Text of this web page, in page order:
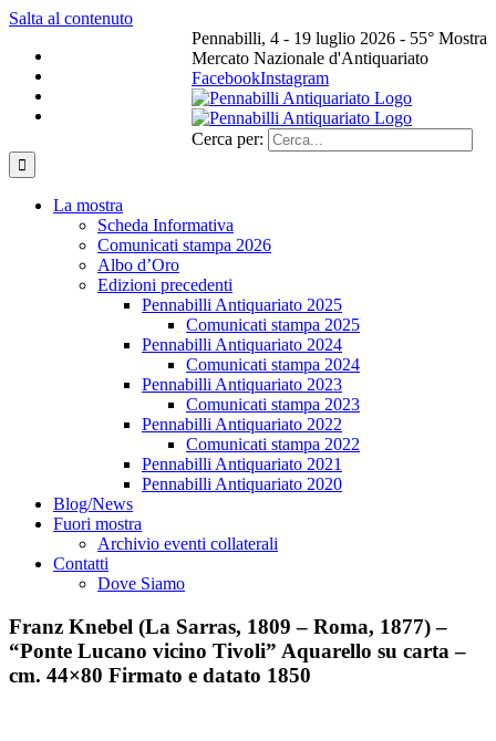
Salta al contenuto
Pennabilli, 4 - 19 luglio 2026 - 55° Mostra
Mercato Nazionale d'Antiquariato
FacebookInstagram
Cerca per:
La mostra
Scheda Informativa
Comunicati stampa 2026
Albo d’Oro
Edizioni precedenti
Pennabilli Antiquariato 2025
Comunicati stampa 2025
Pennabilli Antiquariato 2024
Comunicati stampa 2024
Pennabilli Antiquariato 2023
Comunicati stampa 2023
Pennabilli Antiquariato 2022
Comunicati stampa 2022
Pennabilli Antiquariato 2021
Pennabilli Antiquariato 2020
Blog/News
Fuori mostra
Archivio eventi collaterali
Contatti
Dove Siamo
Franz Knebel (La Sarras, 1809 – Roma, 1877) –
“Ponte Lucano vicino Tivoli” Aquarello su carta –
cm. 44×80 Firmato e datato 1850